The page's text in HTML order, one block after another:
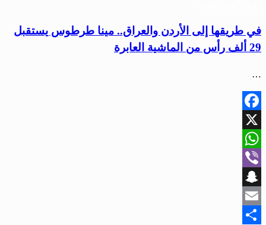
في طريقها إلى الأردن والعراق.. مينا طرطوس يستقبل
29 ألف رأس من الماشية العابرة
…
Facebook
X
WhatsApp
Viber
Snapchat
Email